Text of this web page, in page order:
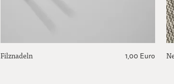
Filznadeln 1,00 Euro